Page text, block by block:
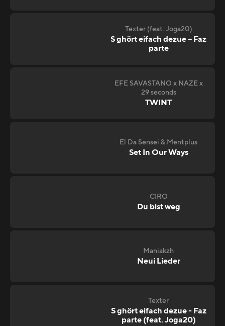
Texter (feat. Joga20)
S ghört eifach dezue – Faz
parte
EFE SAVASTANO x NAZE x
29 seconds
TWINT
El Da Sensei & Mentplus
Set In Our Ways
CIRO
Du bist weg
Maniakzh
Neui Lieder
Texter
S ghört eifach dezue - Faz
parte (feat. Joga20)